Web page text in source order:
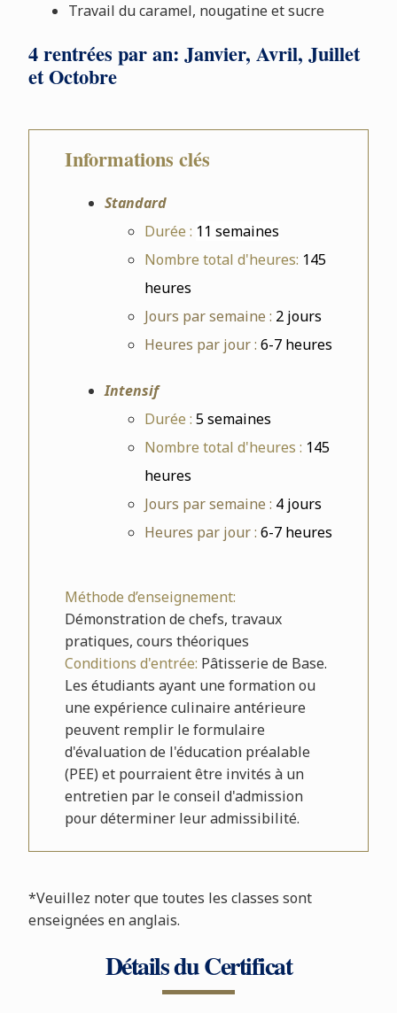
Travail du caramel, nougatine et sucre
4 rentrées par an: Janvier, Avril, Juillet
et Octobre
Informations clés
Standard
Durée : 11 semaines
Nombre total d'heures: 145
heures
Jours par semaine : 2 jours
Heures par jour : 6-7 heures
Intensif
Durée : 5 semaines
Nombre total d'heures : 145
heures
Jours par semaine : 4 jours
Heures par jour : 6-7 heures
Méthode d’enseignement:
Démonstration de chefs, travaux
pratiques, cours théoriques
Conditions d'entrée: Pâtisserie de Base.
Les étudiants ayant une formation ou
une expérience culinaire antérieure
peuvent remplir le formulaire
d'évaluation de l'éducation préalable
(PEE) et pourraient être invités à un
entretien par le conseil d'admission
pour déterminer leur admissibilité.
*Veuillez noter que toutes les classes sont
enseignées en anglais.
Détails du Certificat